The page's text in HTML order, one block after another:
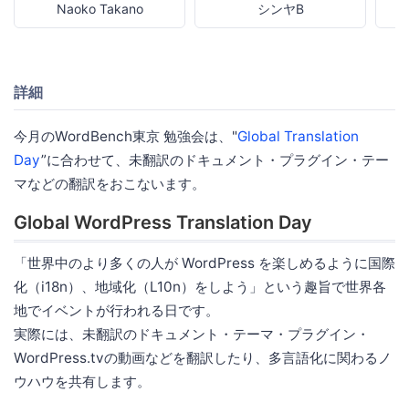
Naoko Takano シンヤB
詳細
今月のWordBench東京 勉強会は、"Global Translation
Day”に合わせて、未翻訳のドキュメント・プラグイン・テー
マなどの翻訳をおこないます。
Global WordPress Translation Day
「世界中のより多くの人が WordPress を楽しめるように国際
化（i18n）、地域化（L10n）をしよう」という趣旨で世界各
地でイベントが行われる日です。
実際には、未翻訳のドキュメント・テーマ・プラグイン・
WordPress.tvの動画などを翻訳したり、多言語化に関わるノ
ウハウを共有します。